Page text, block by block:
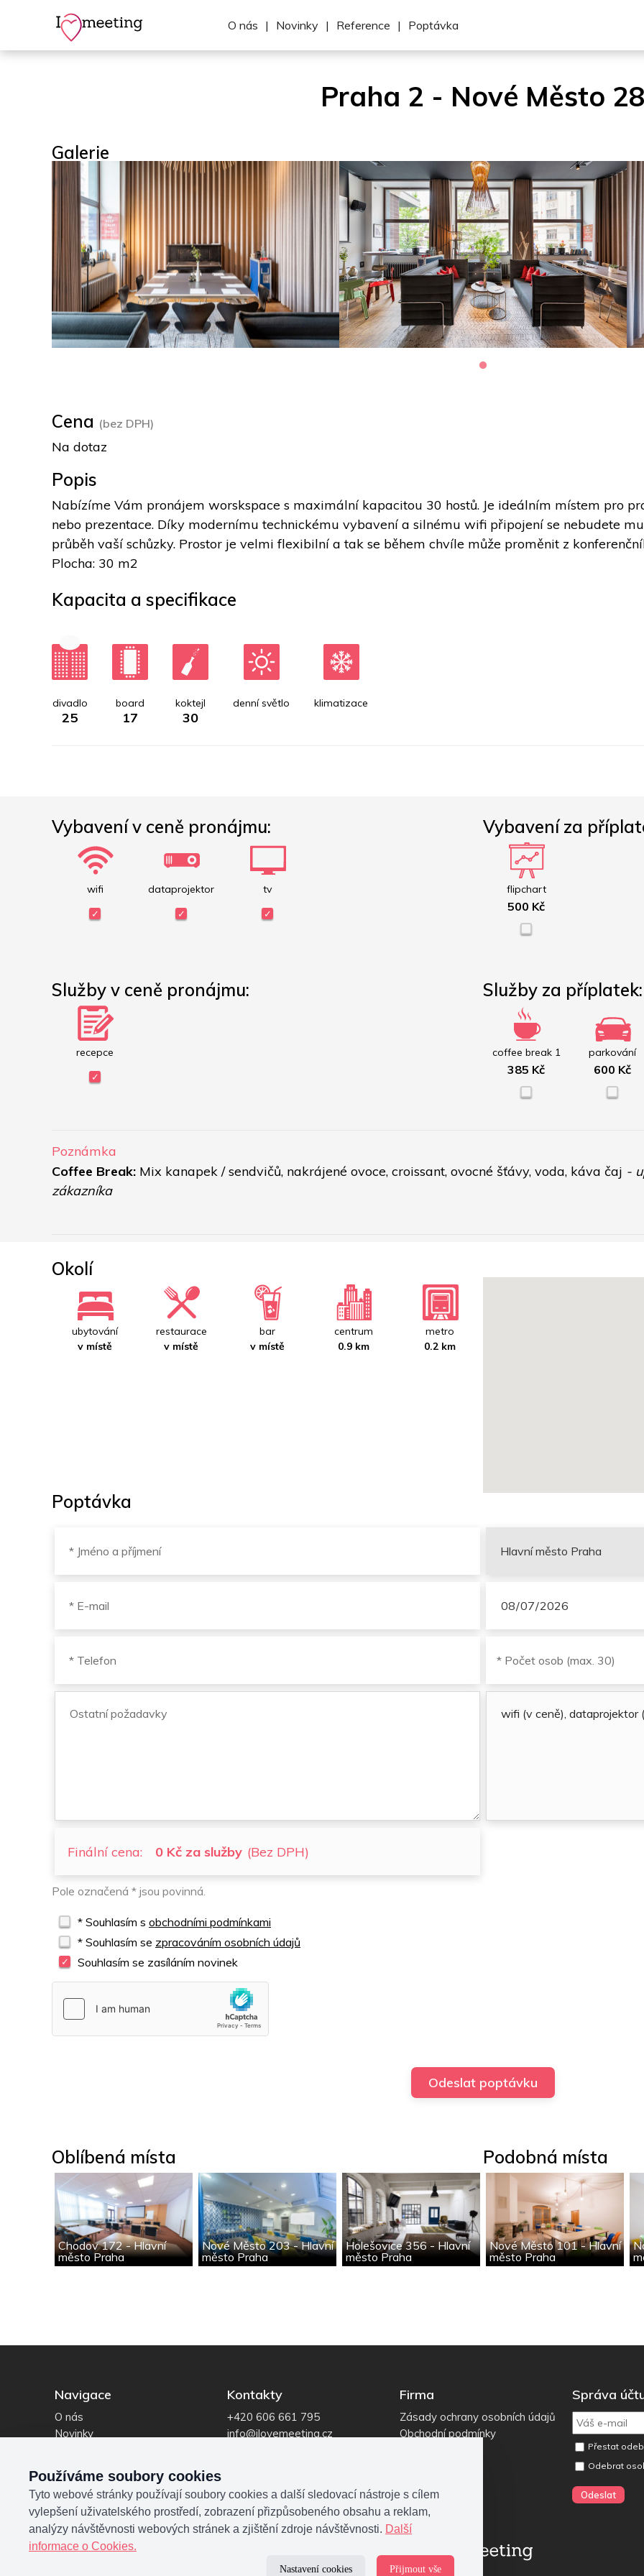
O nás | Novinky | Reference | Poptávka
Praha 2 - Nové Město
Galerie
Cena (bez DPH)
Na dotaz
Popis
Nabízíme Vám pronájem worskspace s maximální kapacitou 30 hostů. Je ideálním místem pro
nebo prezentace. Díky modernímu technickému vybavení a silnému wifi připojení se nebudete
průběh vaší schůzky. Prostor je velmi flexibilní a tak se během chvíle může proměnit z
Plocha: 30 m2
Kapacita a specifikace
divadlo
25
board
17
koktejl
30
denní světlo klimatizace
Vybavení v ceně pronájmu:
wifi dataprojektor tv
Vybavení za
flipchart
500 Kč
Služby v ceně pronájmu:
recepce
Služby za příplatek:
coffee break 1
385 Kč
parkování
600 Kč
Poznámka
Coffee Break: Mix kanapek / sendvičů, nakrájené ovoce, croissant, ovocné šťávy, voda, káva čaj -
zákazníka
Okolí
ubytování
v místě
restaurace
v místě
bar
v místě
centrum
0.9 km
metro
0.2 km
Poptávka
Finální cena: 0 Kč za služby (Bez DPH)
Pole označená * jsou povinná.
* Souhlasím s obchodními podmínkami
* Souhlasím se zpracováním osobních údajů
Souhlasím se zasíláním novinek
Oblíbená místa
Chodov 172 - Hlavní
město Praha
Nové Město 203 - Hlavní
město Praha
Holešovice 356 - Hlavní
město Praha
Podobná místa
Nové Město 101 - Hlavní
město Praha
Navigace
O nás
Novinky
Kontakty
+420 606 661 795
info@ilovemeeting.cz
Firma
Zásady ochrany osobních údajů
Obchodní podmínky
Správa
Přestat
Odebrat
Používáme soubory cookies
Tyto webové stránky používají soubory cookies a další sledovací nástroje s cílem
vylepšení uživatelského prostředí, zobrazení přizpůsobeného obsahu a reklam,
analýzy návštěvnosti webových stránek a zjištění zdroje návštěvnosti. Další
informace o Cookies.
Nastavení cookies Přijmout vše